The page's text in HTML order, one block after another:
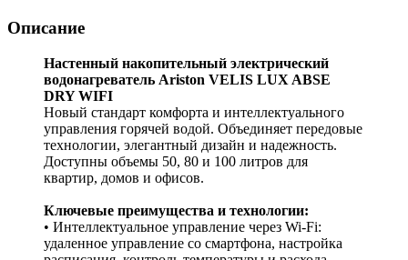
Описание
Настенный накопительный электрический
водонагреватель Ariston VELIS LUX ABSE
DRY WIFI
Новый стандарт комфорта и интеллектуального
управления горячей водой. Объединяет передовые
технологии, элегантный дизайн и надежность.
Доступны объемы 50, 80 и 100 литров для
квартир, домов и офисов.
Ключевые преимущества и технологии:
• Интеллектуальное управление через Wi-Fi:
удаленное управление со смартфона, настройка